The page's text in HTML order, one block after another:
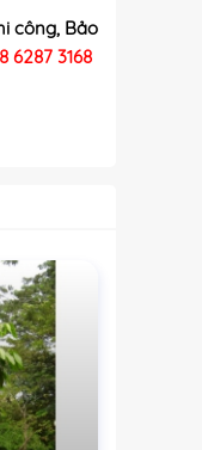
công, Bảo
6287 3168